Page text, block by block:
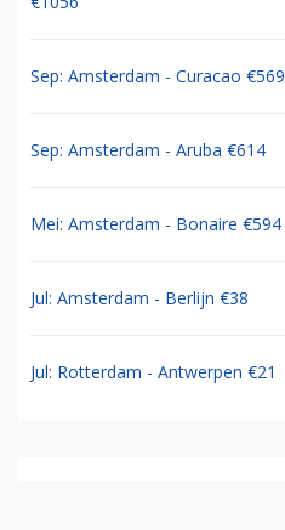
Sep: Amsterdam - Curacao €569
Sep: Amsterdam - Aruba €614
Mei: Amsterdam - Bonaire €594
Jul: Amsterdam - Berlijn €38
Jul: Rotterdam - Antwerpen €21